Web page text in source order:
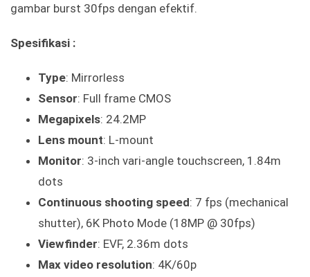
gambar burst 30fps dengan efektif.
Spesifikasi :
Type: Mirrorless
Sensor: Full frame CMOS
Megapixels: 24.2MP
Lens mount: L-mount
Monitor: 3-inch vari-angle touchscreen, 1.84m
dots
Continuous shooting speed: 7 fps (mechanical
shutter), 6K Photo Mode (18MP @ 30fps)
Viewfinder: EVF, 2.36m dots
Max video resolution: 4K/60p